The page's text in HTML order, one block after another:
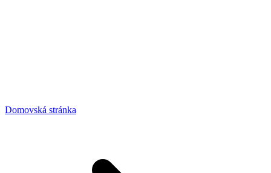
Domovská stránka